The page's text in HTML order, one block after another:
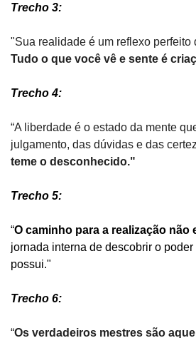
Trecho 3:
Tudo o que você vê e sente é
Trecho 4:
“A liberdade é o estado da mente
julgamento, das dúvidas e das
teme o desconhecido."
Trecho 5:
“O caminho para a realização não
jornada interna de descobrir o
possui."
Trecho 6:
“Os verdadeiros mestres são